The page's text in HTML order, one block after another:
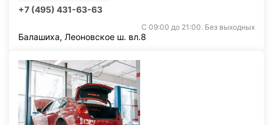
+7 (495) 431-63-63
С 09:00 до 21:00. Без выходных
Балашиха, Леоновское ш. вл.8